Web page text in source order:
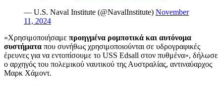
— U.S. Naval Institute (@NavalInstitute) November
11, 2024
«Χρησιμοποιήσαμε προηγμένα ρομποτικά και αυτόνομα
συστήματα που συνήθως χρησιμοποιούνται σε υδρογραφικές
έρευνες για να εντοπίσουμε το USS Edsall στον πυθμένα», δήλωσε
ο αρχηγός του πολεμικού ναυτικού της Αυστραλίας, αντιναύαρχος
Μαρκ Χάμοντ.